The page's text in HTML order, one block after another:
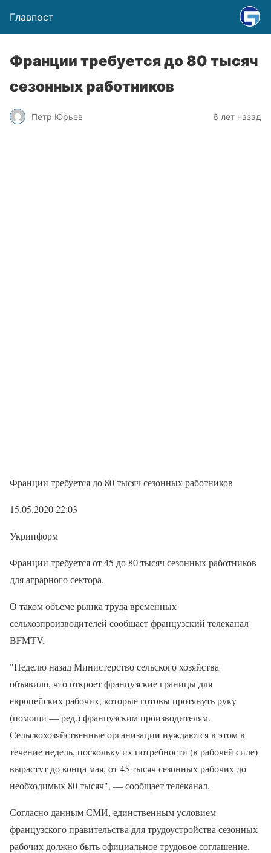
Главпост
Франции требуется до 80 тысяч
сезонных работников
Петр Юрьев 6 лет назад
Франции требуется до 80 тысяч сезонных работников
15.05.2020 22:03
Укринформ
Франции требуется от 45 до 80 тысяч сезонных работников
для аграрного сектора.
О таком объеме рынка труда временных
сельхозпроизводителей сообщает французский телеканал
BFMTV.
"Неделю назад Министерство сельского хозяйства
объявило, что откроет французские границы для
европейских рабочих, которые готовы протянуть руку
(помощи — ред.) французским производителям.
Сельскохозяйственные организации нуждаются в этом в
течение недель, поскольку их потребности (в рабочей силе)
вырастут до конца мая, от 45 тысяч сезонных рабочих до
необходимых 80 тысяч", — сообщает телеканал.
Согласно данным СМИ, единственным условием
французского правительства для трудоустройства сезонных
рабочих должно быть официальное трудовое соглашение.